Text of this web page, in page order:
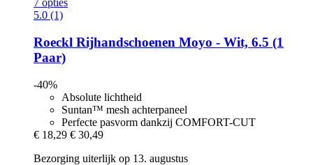
7 opties
5.0 (1)
Roeckl Rijhandschoenen Moyo -​ Wit, 6.5 (1
Paar)
-40%
Absolute lichtheid
Suntan™ mesh achterpaneel
Perfecte pasvorm dankzij COMFORT-CUT
€ 18,29 € 30,49
Bezorging uiterlijk op 13. augustus